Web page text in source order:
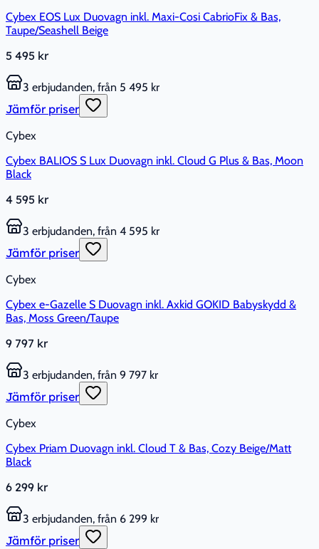
Cybex EOS Lux Duovagn inkl. Maxi-Cosi CabrioFix & Bas,
Taupe/Seashell Beige
5 495 kr
3 erbjudanden, från 5 495 kr
Jämför priser
Cybex
Cybex BALIOS S Lux Duovagn inkl. Cloud G Plus & Bas, Moon
Black
4 595 kr
3 erbjudanden, från 4 595 kr
Jämför priser
Cybex
Cybex e-Gazelle S Duovagn inkl. Axkid GOKID Babyskydd &
Bas, Moss Green/Taupe
9 797 kr
3 erbjudanden, från 9 797 kr
Jämför priser
Cybex
Cybex Priam Duovagn inkl. Cloud T & Bas, Cozy Beige/Matt
Black
6 299 kr
3 erbjudanden, från 6 299 kr
Jämför priser